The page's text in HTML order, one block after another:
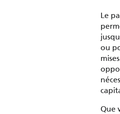
Le
ou
Que